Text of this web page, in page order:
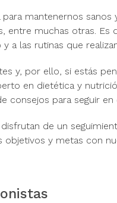
mantenernos
muchas otras. Es
a las rutinas que
y, por ello, si estás
en dietética y
consejos para seguir
disfrutan de un
y metas con